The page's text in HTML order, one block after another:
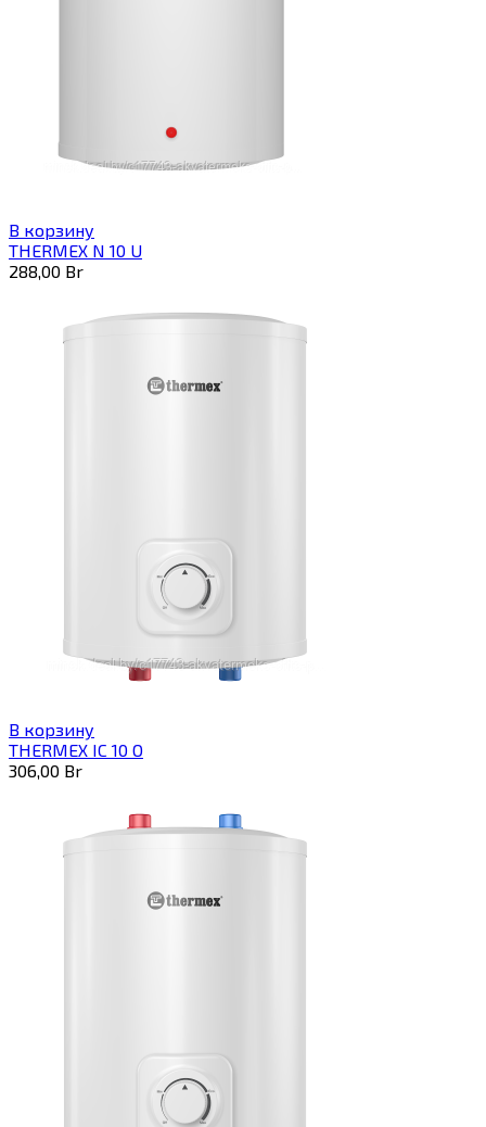
В корзину
THERMEX N 10 U
288,00 Br
В корзину
THERMEX IC 10 O
306,00 Br